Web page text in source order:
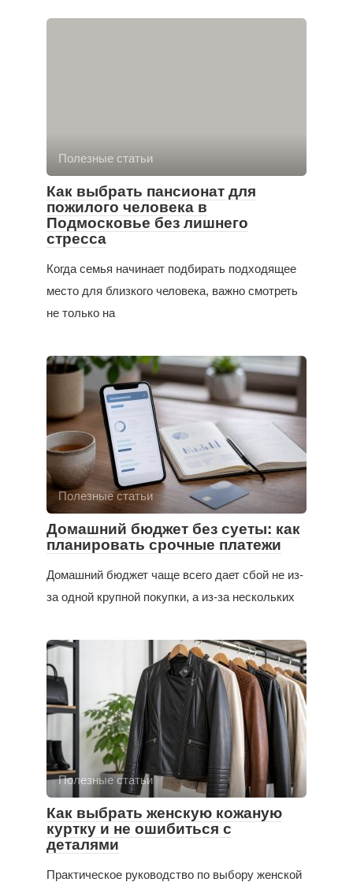
Полезные статьи
Как выбрать пансионат для
пожилого человека в
Подмосковье без лишнего
стресса
Когда семья начинает подбирать подходящее
место для близкого человека, важно смотреть
не только на
Полезные статьи
Домашний бюджет без суеты: как
планировать срочные платежи
Домашний бюджет чаще всего дает сбой не из-
за одной крупной покупки, а из-за нескольких
Полезные статьи
Как выбрать женскую кожаную
куртку и не ошибиться с
деталями
Практическое руководство по выбору женской